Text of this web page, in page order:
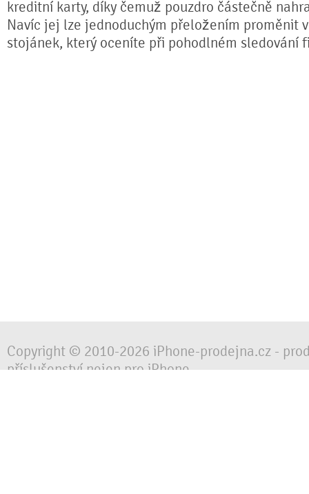
kreditní karty, díky čemuž pouzdro částečně
Navíc jej lze jednoduchým přeložením proměnit
stojánek, který oceníte při pohodlném sledování
Copyright © 2010-2026 iPhone-prodejna.cz -
příslušenství nejen pro iPhone